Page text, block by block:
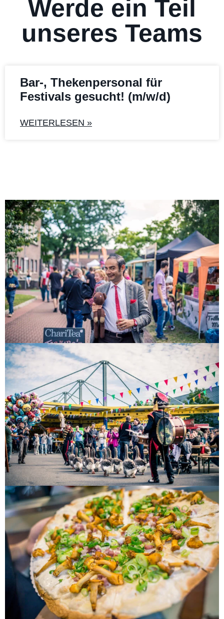
Werde ein Teil
unseres Teams
Bar-, Thekenpersonal für
Festivals gesucht! (m/w/d)
WEITERLESEN »